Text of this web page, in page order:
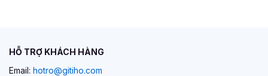
HỖ TRỢ KHÁCH HÀNG
Email: hotro@gitiho.com